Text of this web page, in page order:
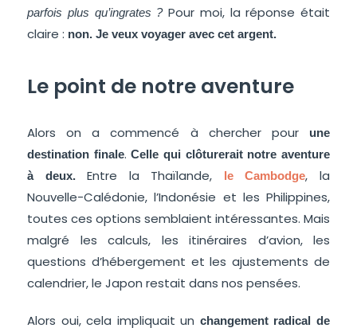
parfois plus qu’ingrates ?Pour moi, la réponse était
claire : non. Je veux voyager avec cet argent.
Le point de notre aventure
Alors on a commencé à chercher pour
une
destination finale.Celle qui clôturerait notre aventure
à deux.Entre la Thaïlande, le Cambodge, la
Nouvelle-Calédonie, l’Indonésie et les Philippines,
toutes ces options semblaient intéressantes. Mais
malgré les calculs, les itinéraires d’avion, les
questions d’hébergement et les ajustements de
calendrier, le Japon restait dans nos pensées.
Alors oui, cela impliquait un changement radical de